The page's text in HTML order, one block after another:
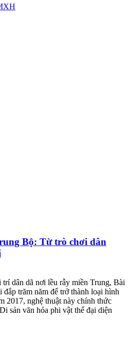
Bộ: Từ trò chơi dân
dân dã nơi lều rẫy miền Trung, Bài
trăm năm để trở thành loại hình
2017, nghệ thuật này chính thức
sản văn hóa phi vật thể đại diện